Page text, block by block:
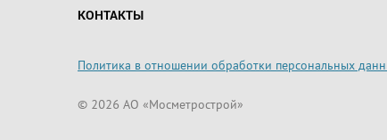
КОНТАКТЫ
Политика в отношении обработки персональных
© 2026 АО «Мосметрострой»